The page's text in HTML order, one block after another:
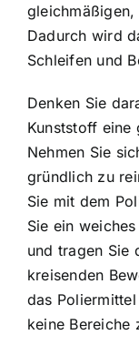
gleichmäßigen,
Dadurch wird
Schleifen und
Denken Sie
Kunststoff
Nehmen Sie
gründlich zu
Sie mit dem
Sie ein
und tragen Sie
kreisenden
das
keine Bereiche